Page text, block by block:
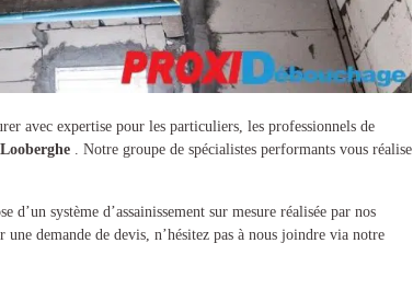
avec expertise pour les particuliers, les professionnels de
. Notre groupe de spécialistes performants vous réalise
d’un système d’assainissement sur mesure réalisée par nos
demande de devis, n’hésitez pas à nous joindre via notre